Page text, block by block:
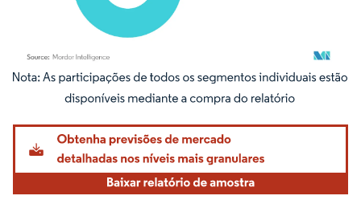
Imagem © Mordor Intelligence. O reuso requer atribuição conforme CC BY 4.0.